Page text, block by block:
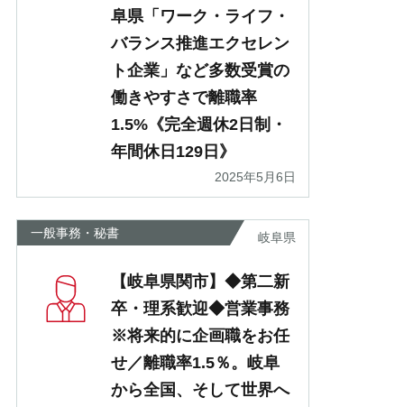
阜県「ワーク・ライフ・
バランス推進エクセレン
ト企業」など多数受賞の
働きやすさで離職率
1.5%《完全週休2日制・
年間休日129日》
2025年5月6日
一般事務・秘書 岐阜県
【岐阜県関市】◆第二新
卒・理系歓迎◆営業事務
※将来的に企画職をお任
せ／離職率1.5％。岐阜
から全国、そして世界へ